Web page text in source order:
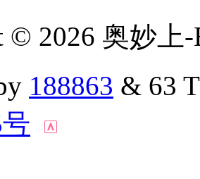
© 2026 奥妙上
188863 & 63